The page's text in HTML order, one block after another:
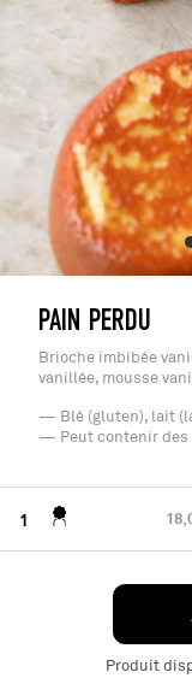
PAIN PERDU
Brioche imbibée
vanillée, mousse
— Blé (gluten), lait
— Peut contenir des
1
Produit